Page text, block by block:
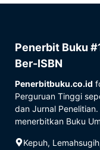
Penerbit Buku
Ber-ISBN
Penerbitbuku.co.id
Perguruan Tinggi
dan Jurnal
menerbitkan Buku
Kepuh,